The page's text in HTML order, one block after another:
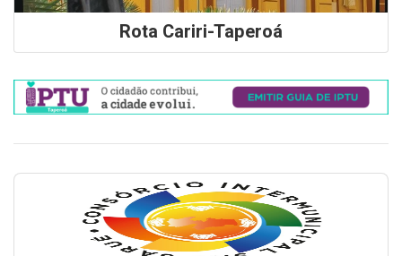
Rota Cariri-Taperoá